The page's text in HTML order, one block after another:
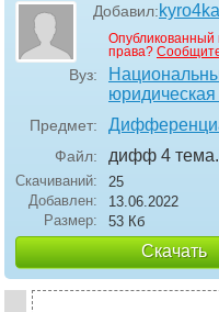
Добавил:kyro4ka
Опубликованный
права?
Вуз:
Предмет:
Файл: дифф 4 тема
Скачиваний:
25
Добавлен:
13.06.2022
Размер:
53 Кб
Скачать